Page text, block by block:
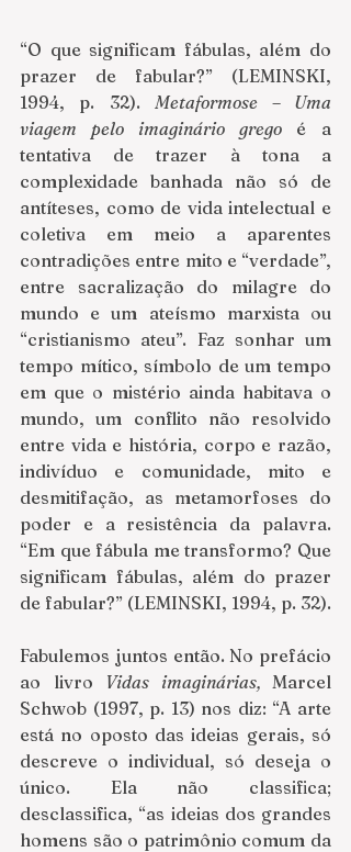
“O que significam fábulas, além do
prazer de fabular?” (LEMINSKI,
1994, p. 32). Metaformose – Uma
viagem pelo imaginário grego é a
tentativa de trazer à tona a
complexidade banhada não só de
antíteses, como de vida intelectual e
coletiva em meio a aparentes
contradições entre mito e “verdade”,
entre sacralização do milagre do
mundo e um ateísmo marxista ou
“cristianismo ateu”. Faz sonhar um
tempo mítico, símbolo de um tempo
em que o mistério ainda habitava o
mundo, um conflito não resolvido
entre vida e história, corpo e razão,
indivíduo e comunidade, mito e
desmitifação, as metamorfoses do
poder e a resistência da palavra.
“Em que fábula me transformo? Que
significam fábulas, além do prazer
de fabular?” (LEMINSKI, 1994, p. 32).
Fabulemos juntos então. No prefácio
ao livro Vidas imaginárias, Marcel
Schwob (1997, p. 13) nos diz: “A arte
está no oposto das ideias gerais, só
descreve o individual, só deseja o
único. Ela não classifica;
desclassifica, “as ideias dos grandes
homens são o patrimônio comum da